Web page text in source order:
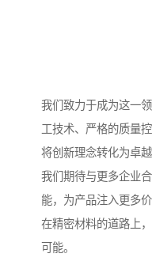
我们致力于成为这一
工技术、严格的质量
将创新理念转化为卓越
我们期待与更多企业
能，为产品注入更多
在精密材料的道路上
可能。